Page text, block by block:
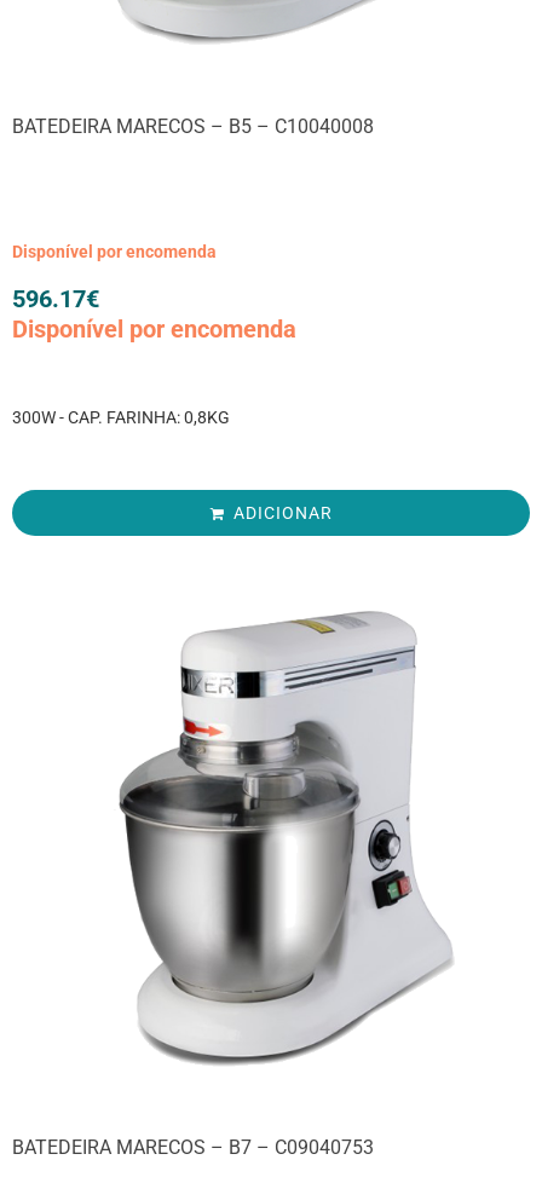
BATEDEIRA MARECOS – B5 – C10040008
Disponível por encomenda
596.17€
Disponível por encomenda
300W - CAP. FARINHA: 0,8KG
ADICIONAR
BATEDEIRA MARECOS – B7 – C09040753